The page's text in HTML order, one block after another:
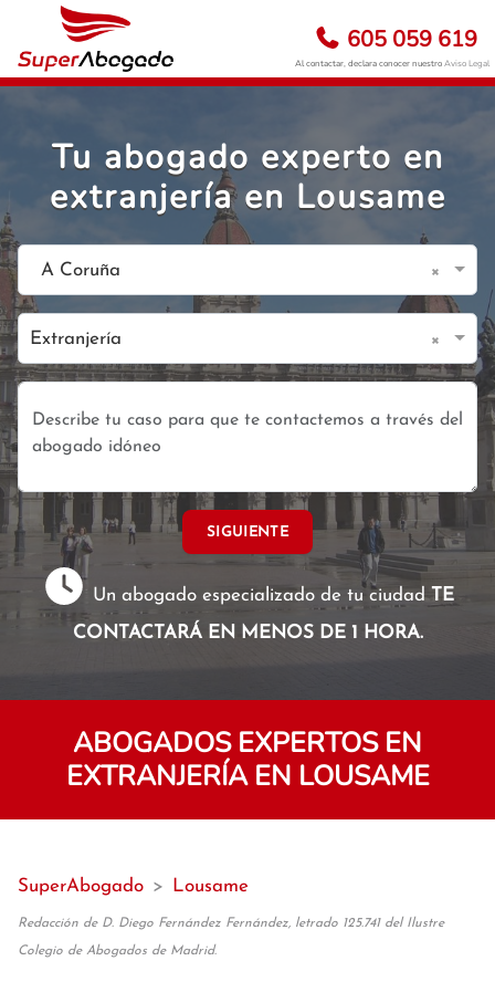
605 059 619
Al contactar, declara conocer nuestroAviso Legal
Tu abogado experto en
extranjería en Lousame
A Coruña ×
Extranjería ×
SIGUIENTE
Un abogado especializado de tu ciudadTE
CONTACTARÁ EN MENOS DE 1 HORA.
ABOGADOS EXPERTOS EN
EXTRANJERÍA EN LOUSAME
SuperAbogado > Lousame
Redacción de D. Diego Fernández Fernández, letrado 125.741 del Ilustre
Colegio de Abogados de Madrid.